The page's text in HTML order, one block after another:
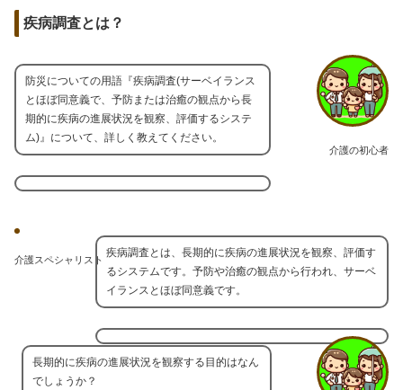
疾病調査とは？
介護の初心者
防災についての用語『疾病調査(サーベイランス
とほぼ同意義で、予防または治癒の観点から長
期的に疾病の進展状況を観察、評価するシステ
ム)』について、詳しく教えてください。
介護スペシャリスト
疾病調査とは、長期的に疾病の進展状況を観察、評価す
るシステムです。予防や治癒の観点から行われ、サーベ
イランスとほぼ同意義です。
長期的に疾病の進展状況を観察する目的はなん
でしょうか？